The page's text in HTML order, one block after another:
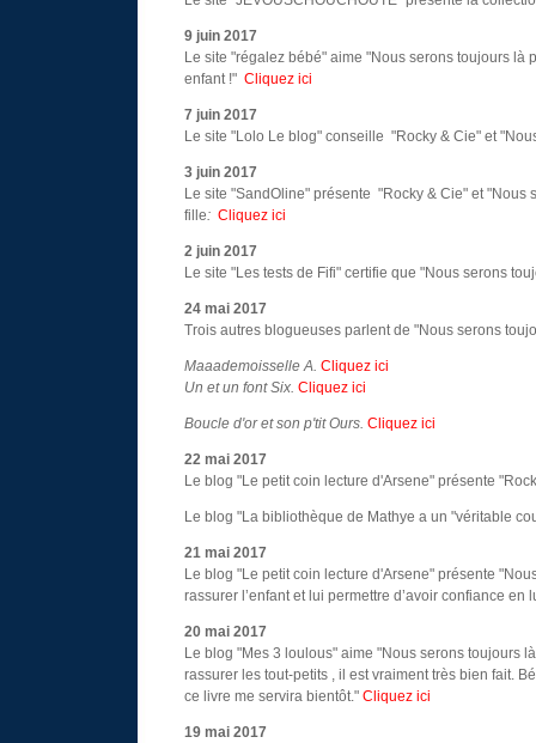
9 juin 2017
Le site "régalez bébé" aime "Nous serons toujours là
enfant !" Cliquez ici
7 juin 2017
Le site "Lolo Le blog" conseille "Rocky & Cie" et
3 juin 2017
Le site "SandOline" présente "Rocky & Cie" et
fille: Cliquez ici
2 juin 2017
Le site "Les tests de Fifi" certifie que "Nous serons
24 mai 2017
Trois autres blogueuses parlent de "Nous serons
Maaademoisselle A. Cliquez ici
Un et un font Six. Cliquez ici
Boucle d'or et son p'tit Ours. Cliquez ici
22 mai 2017
Le blog "Le petit coin lecture d'Arsene" présente
Le blog "La bibliothèque de Mathye a un "véritable
21 mai 2017
Le blog "Le petit coin lecture d'Arsene" présente
rassurer l’enfant et lui permettre d’avoir confiance en
20 mai 2017
Le blog "Mes 3 loulous" aime "Nous serons toujours
rassurer les tout-petits , il est vraiment très bien fait.
ce livre me servira bientôt." Cliquez ici
19 mai 2017